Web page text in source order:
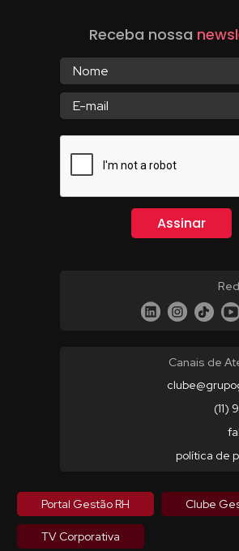
Receba nossa
Canais de
(11)
política de
Portal Gestão RH Clube
TV Corporativa